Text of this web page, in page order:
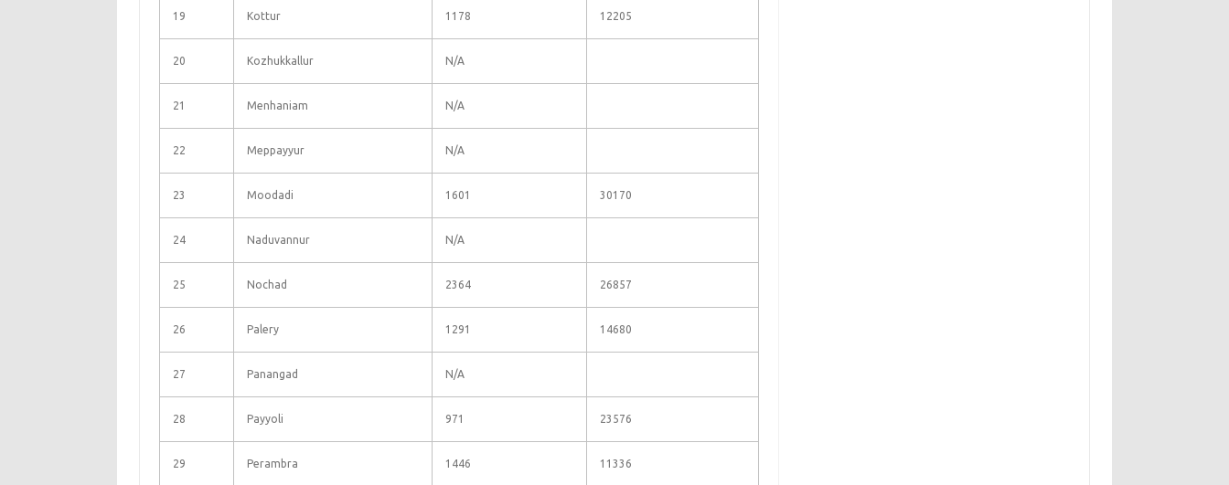
19 Kottur 1178 12205
20 Kozhukkallur N/A
21 Menhaniam N/A
22 Meppayyur N/A
23 Moodadi 1601 30170
24 Naduvannur N/A
25 Nochad 2364 26857
26 Palery 1291 14680
27 Panangad N/A
28 Payyoli 971 23576
29 Perambra 1446 11336